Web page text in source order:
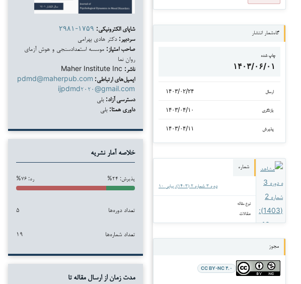
گاه‌شمار انتشار
چاپ شده
۱۴۰۳/۰۶/۰۱
ارسال ۱۴۰۳/۰۲/۲۴
بازنگری ۱۴۰۳/۰۴/۱۰
پذیرش ۱۴۰۳/۰۴/۱۱
شماره
دوره ۳ شماره ۲ (۱۴۰۳): پیاپی ۱۰
نوع مقاله
مقالات
مجوز
CC BY-NC ۴.۰
شاپای الکترونیکی: ۲۹۸۱-۱۷۵۹
سردبیر: دکتر هادی بهرامی
صاحب امتیاز: موسسه استعدادسنجی و هوش آزمای
روان نما
ناشر:
ایمیل‌های ارتباطی: pdmd@maherpub.com
ijpdmd۲۰۲۰@gmail.com
دسترسی آزاد: بلی
داوری همتا: بلی
خلاصه آمار نشریه
پذیرش: ۲۴% رد: ۷۶%
تعداد دوره‌ها ۵
تعداد شماره‌ها ۱۹
مدت زمان از ارسال مقاله تا